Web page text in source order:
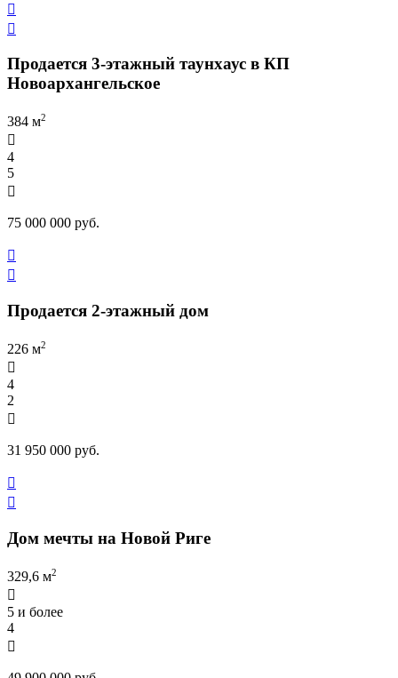


Продается 3-этажный таунхаус в КП
Новоархангельское
384 м2

4
5

75 000 000 руб.


Продается 2-этажный дом
226 м2

4
2

31 950 000 руб.


Дом мечты на Новой Риге
329,6 м2

5 и более
4
